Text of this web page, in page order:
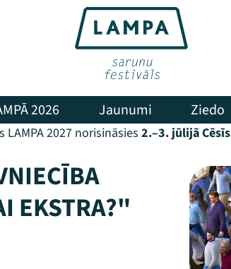
2026 Jaunumi Ziedo
LAMPA 2027 norisināsies 2.–3. jūlijā Cēsīs
EKSTRA?"